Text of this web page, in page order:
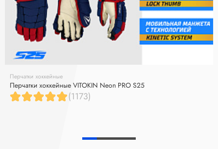
Перчатки хоккейные
Перчатки хоккейные VITOKIN Neon PRO S25
(1173)